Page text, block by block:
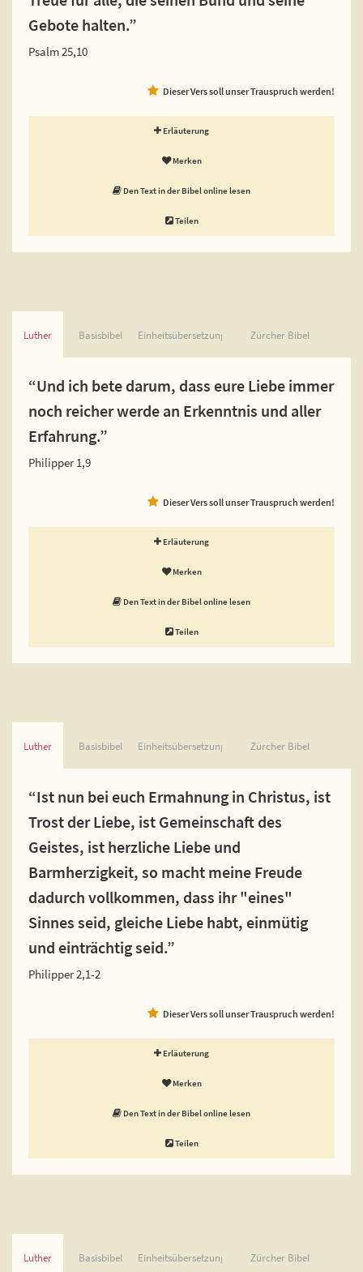
Gebote halten.”
Psalm 25,10
Dieser Vers soll unser Trauspruch werden!
Erläuterung
Merken
Den Text in der Bibel online lesen
Teilen
Luther Basisbibel Einheitsübersetzung Zürcher Bibel
“Und ich bete darum, dass eure Liebe immer
noch reicher werde an Erkenntnis und aller
Erfahrung.”
Philipper 1,9
Dieser Vers soll unser Trauspruch werden!
Erläuterung
Merken
Den Text in der Bibel online lesen
Teilen
Luther Basisbibel Einheitsübersetzung Zürcher Bibel
“Ist nun bei euch Ermahnung in Christus, ist
Trost der Liebe, ist Gemeinschaft des
Geistes, ist herzliche Liebe und
Barmherzigkeit, so macht meine Freude
dadurch vollkommen, dass ihr "eines"
Sinnes seid, gleiche Liebe habt, einmütig
und einträchtig seid.”
Philipper 2,1-2
Dieser Vers soll unser Trauspruch werden!
Erläuterung
Merken
Den Text in der Bibel online lesen
Teilen
Luther Basisbibel Einheitsübersetzung Zürcher Bibel